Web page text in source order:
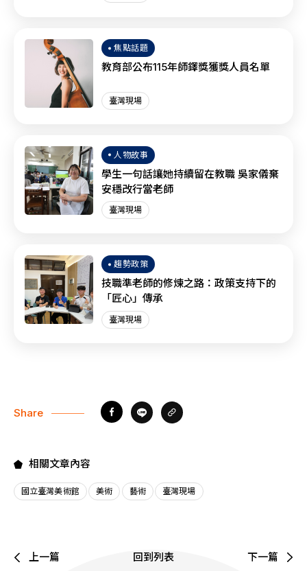
焦點話題
教育部公布115年師鐸獎獲獎人員名單
臺灣現場
人物故事
學生一句話讓她持續留在教職 吳家儀棄
安穩改行當老師
臺灣現場
趨勢政策
技職準老師的修煉之路：政策支持下的
「匠心」傳承
臺灣現場
Share
相關文章內容
國立臺灣美術館 美術 藝術 臺灣現場
上一篇 回到列表 下一篇